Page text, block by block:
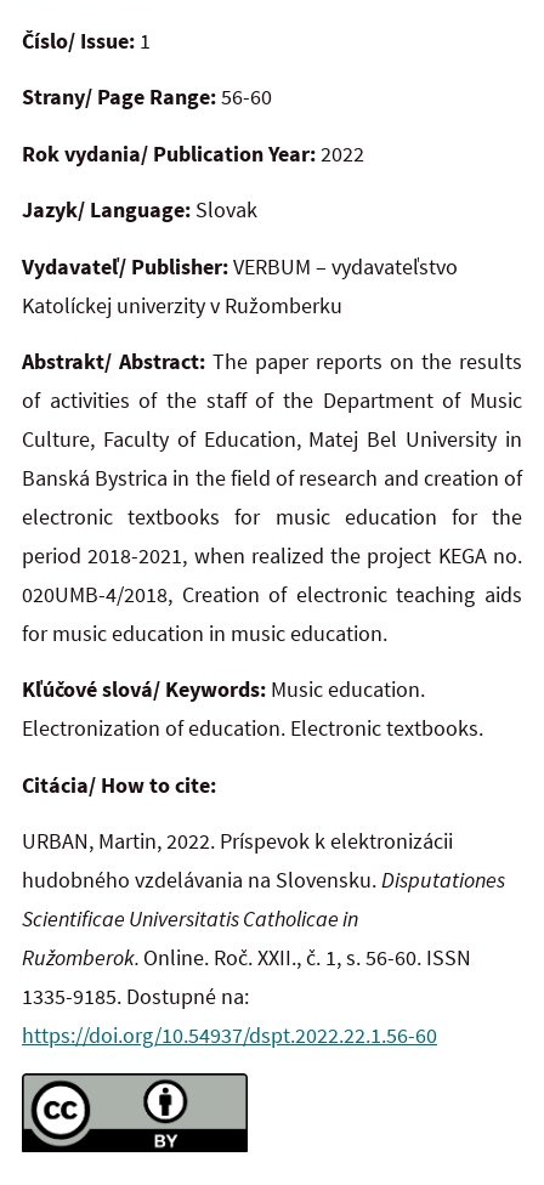
Číslo/ Issue: 1
Strany/ Page Range:56-60
Rok vydania/ Publication Year:2022
Jazyk/ Language: Slovak
Vydavateľ/ Publisher:VERBUM – vydavateľstvo
Katolíckej univerzity v Ružomberku
Abstrakt/ Abstract: The paper reports on the results
of activities of the staff of the Department of Music
Culture, Faculty of Education, Matej Bel University in
Banská Bystrica in the field of research and creation of
electronic textbooks for music education for the
period 2018-2021, when realized the project KEGA no.
020UMB-4/2018, Creation of electronic teaching aids
for music education in music education.
Kľúčové slová/ Keywords: Music education.
Electronization of education. Electronic textbooks.
Citácia/ How to cite:
URBAN, Martin, 2022. Príspevok k elektronizácii
hudobného vzdelávania na Slovensku.Disputationes
Scientificae Universitatis Catholicae in
Ružomberok. Online. Roč. XXII., č. 1, s. 56-60. ISSN
1335-9185. Dostupné na:
https://doi.org/10.54937/dspt.2022.22.1.56-60